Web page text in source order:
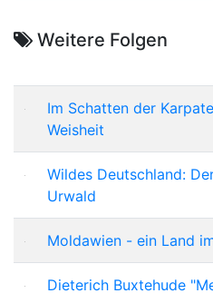
Weitere Folgen
Im Schatten der
Weisheit
Wildes Deutschland:
Urwald
Moldawien - ein Land
Dieterich Buxtehude